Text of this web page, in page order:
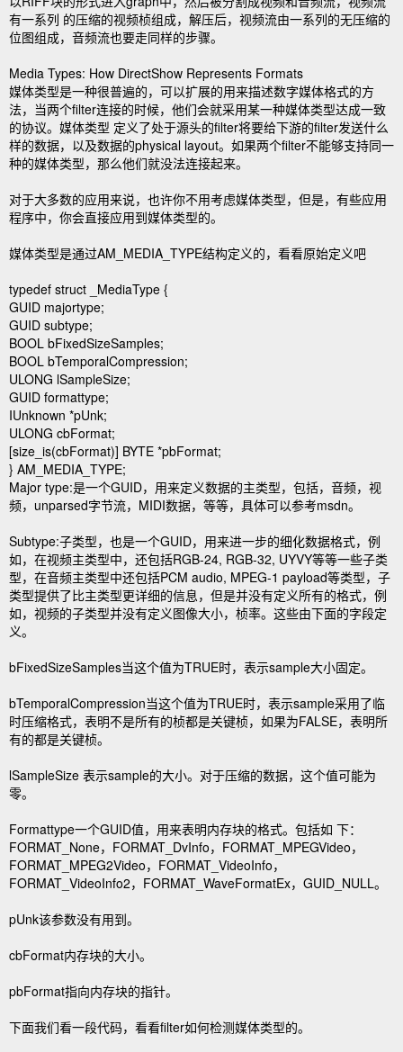
有一系列 的压缩的视频桢组成，解压后，视频流由一系列的无压缩的
位图组成，音频流也要走同样的步骤。
Media Types: How DirectShow Represents Formats
媒体类型是一种很普遍的，可以扩展的用来描述数字媒体格式的方
法，当两个filter连接的时候，他们会就采用某一种媒体类型达成一致
的协议。媒体类型 定义了处于源头的filter将要给下游的filter发送什么
样的数据，以及数据的physical layout。如果两个filter不能够支持同一
种的媒体类型，那么他们就没法连接起来。
对于大多数的应用来说，也许你不用考虑媒体类型，但是，有些应用
程序中，你会直接应用到媒体类型的。
媒体类型是通过AM_MEDIA_TYPE结构定义的，看看原始定义吧
typedef struct _MediaType {
GUID majortype;
GUID subtype;
BOOL bFixedSizeSamples;
BOOL bTemporalCompression;
ULONG lSampleSize;
GUID formattype;
IUnknown *pUnk;
ULONG cbFormat;
[size_is(cbFormat)] BYTE *pbFormat;
} AM_MEDIA_TYPE;
Major type:是一个GUID，用来定义数据的主类型，包括，音频，视
频，unparsed字节流，MIDI数据，等等，具体可以参考msdn。
Subtype:子类型，也是一个GUID，用来进一步的细化数据格式，例
如，在视频主类型中，还包括RGB-24, RGB-32, UYVY等等一些子类
型，在音频主类型中还包括PCM audio, MPEG-1 payload等类型，子
类型提供了比主类型更详细的信息，但是并没有定义所有的格式，例
如，视频的子类型并没有定义图像大小，桢率。这些由下面的字段定
义。
bFixedSizeSamples当这个值为TRUE时，表示sample大小固定。
bTemporalCompression当这个值为TRUE时，表示sample采用了临
时压缩格式，表明不是所有的桢都是关键桢，如果为FALSE，表明所
有的都是关键桢。
lSampleSize 表示sample的大小。对于压缩的数据，这个值可能为
零。
Formattype一个GUID值，用来表明内存块的格式。包括如 下：
FORMAT_None，FORMAT_DvInfo，FORMAT_MPEGVideo，
FORMAT_MPEG2Video，FORMAT_VideoInfo，
FORMAT_VideoInfo2，FORMAT_WaveFormatEx，GUID_NULL。
pUnk该参数没有用到。
cbFormat内存块的大小。
pbFormat指向内存块的指针。
下面我们看一段代码，看看filter如何检测媒体类型的。